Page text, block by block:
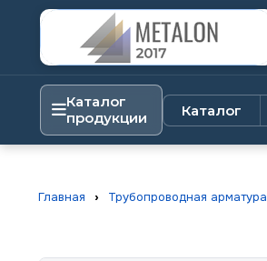
Каталог
продукции
Каталог
Главная › Трубопроводная арматура